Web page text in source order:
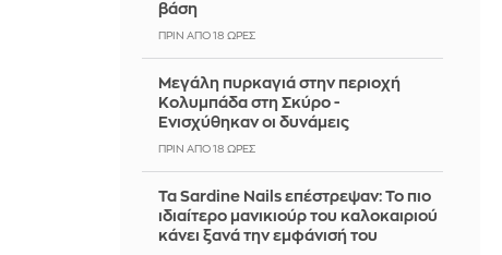
βάση
ΠΡΙΝ ΑΠΌ 18 ΏΡΕΣ
Μεγάλη πυρκαγιά στην περιοχή
Κολυμπάδα στη Σκύρο -
Ενισχύθηκαν οι δυνάμεις
ΠΡΙΝ ΑΠΌ 18 ΏΡΕΣ
Τα Sardine Nails επέστρεψαν: Το πιο
ιδιαίτερο μανικιούρ του καλοκαιριού
κάνει ξανά την εμφάνισή του